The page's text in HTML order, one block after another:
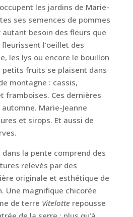
les jardins de Marie-
ses semences de pommes
besoin des fleurs que
l’oeillet des
les lys ou encore le bouillon
petits fruits se plaisent dans
montagne : cassis,
framboises. Ces dernières
Marie-Jeanne
et sirops. Et aussi de
la pente comprend des
relevés par des
originale et esthétique de
Une magnifique chicorée
de terre Vitelotterepousse